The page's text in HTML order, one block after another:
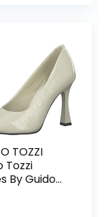
TOZZI
Tozzi
By Guido